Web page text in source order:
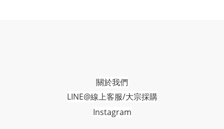
關於我們
LINE@線上客服/大宗採購
Instagram